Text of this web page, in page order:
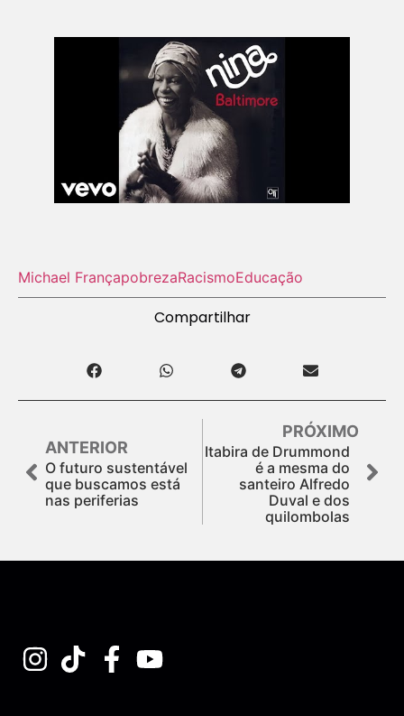
Michael FrançapobrezaRacismoEducação
Compartilhar
ANTERIOR
O futuro sustentável
que buscamos está
nas periferias
PRÓXIMO
Itabira de Drummond
é a mesma do
santeiro Alfredo
Duval e dos
quilombolas